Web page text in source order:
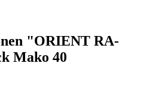
"ORIENT RA-
Mako 40